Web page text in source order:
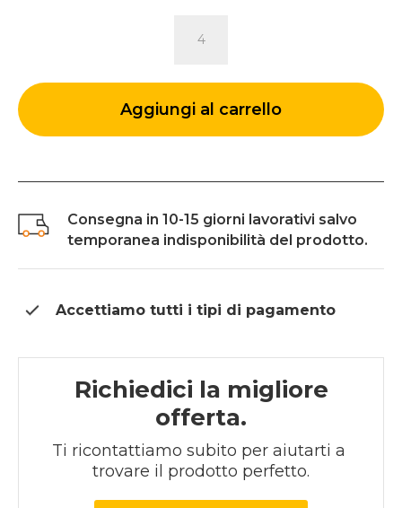
SELDEN
Aggiungi al carrello
Consegna in 10-15 giorni lavorativi salvo
temporanea indisponibilità del prodotto.
Accettiamo tutti i tipi di pagamento
Richiedici la migliore
offerta.
Ti ricontattiamo subito per aiutarti a
trovare il prodotto perfetto.